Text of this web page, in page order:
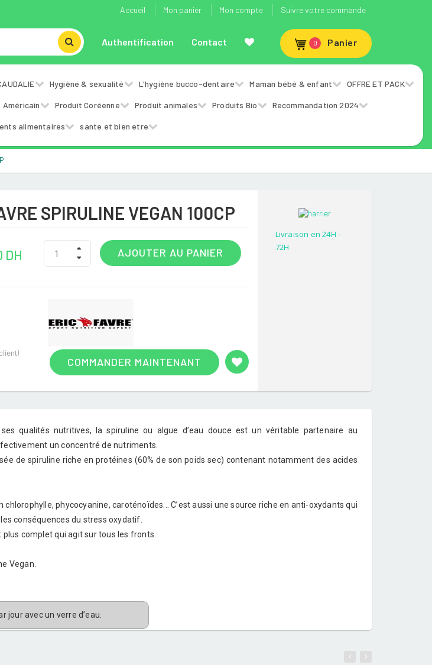
Accueil Mon panier Mon compte Suivre votre commande
Authentification Contact 0 Panier
Hygiène & sexualité L'hygiène bucco-dentaire Maman bébé & enfant OFFRE ET PACK
Américain Produit Coréenne Produit animales Produits Bio Recommandation 2024
alimentaires sante et bien etre
SPIRULINE VEGAN 100CP
DH AJOUTER AU PANIER
COMMANDER MAINTENANT
Livraison en 24H -
72H
qualités nutritives, la spiruline ou algue d’eau douce est un véritable partenaire au
un concentré de nutriments.
de spiruline riche en protéines (60% de son poids sec) contenant notamment des acides
chlorophylle, phycocyanine, caroténoïdes... C’est aussi une source riche en anti-oxydants qui
conséquences du stress oxydatif.
plus complet qui agit sur tous les fronts.
Vegan.
jour avec un verre d’eau.